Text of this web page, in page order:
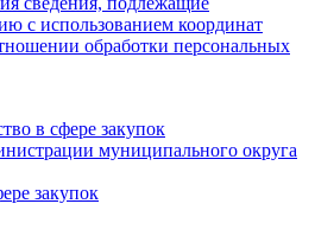
с использованием координат
обработки персональных
в сфере закупок
муниципального округа
закупок